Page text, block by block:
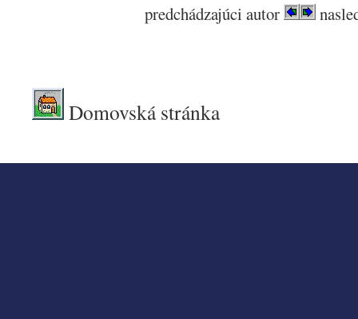
predchádzajúci autor
Domovská stránka